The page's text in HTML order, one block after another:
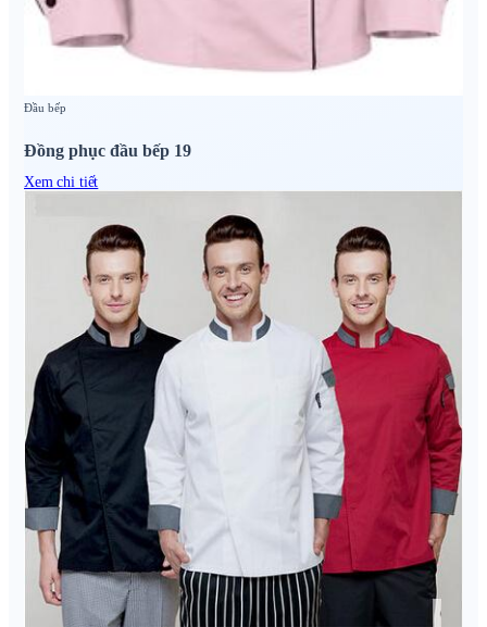
Đầu bếp
Đồng phục đầu bếp 19
Xem chi tiết